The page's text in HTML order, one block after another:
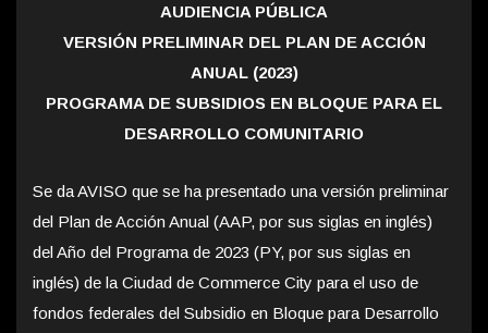
AUDIENCIA PÚBLICA
VERSIÓN PRELIMINAR DEL PLAN DE ACCIÓN
ANUAL (2023)
PROGRAMA DE SUBSIDIOS EN BLOQUE PARA EL
DESARROLLO COMUNITARIO
Se da AVISO que se ha presentado una versión preliminar
del Plan de Acción Anual (AAP, por sus siglas en inglés)
del Año del Programa de 2023 (PY, por sus siglas en
inglés) de la Ciudad de Commerce City para el uso de
fondos federales del Subsidio en Bloque para Desarrollo